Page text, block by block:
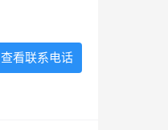
查看联系电话